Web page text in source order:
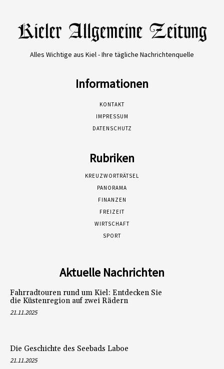
Alles Wichtige aus Kiel - Ihre tägliche Nachrichtenquelle
Informationen
KONTAKT
IMPRESSUM
DATENSCHUTZ
Rubriken
KREUZWORTRÄTSEL
PANORAMA
FINANZEN
FREIZEIT
WIRTSCHAFT
SPORT
Aktuelle Nachrichten
Fahrradtouren rund um Kiel: Entdecken Sie
die Küstenregion auf zwei Rädern
21.11.2025
Die Geschichte des Seebads Laboe
21.11.2025